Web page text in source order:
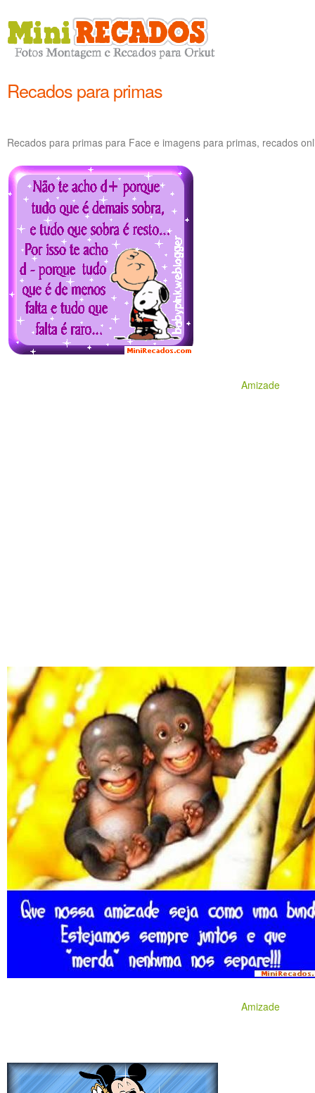
Recados para primas
Recados para primas para Face e imagens para primas, recados
Amizade
Amizade